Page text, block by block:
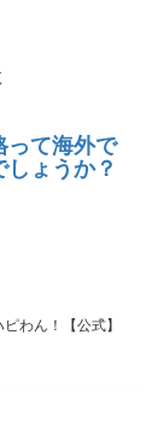
って海外で
ょうか？
ピわん！【公式】